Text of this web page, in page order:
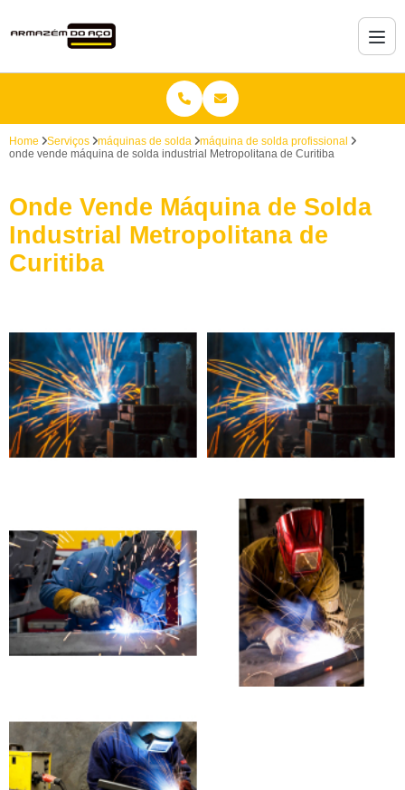
Home Serviços máquinas de solda
máquina de solda profissional
onde vende máquina de solda industrial Metropolitana de Curitiba
Onde Vende Máquina de Solda
Industrial Metropolitana de
Curitiba